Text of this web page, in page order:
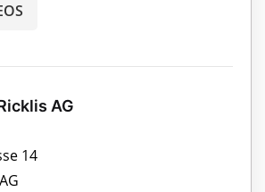
AG
14